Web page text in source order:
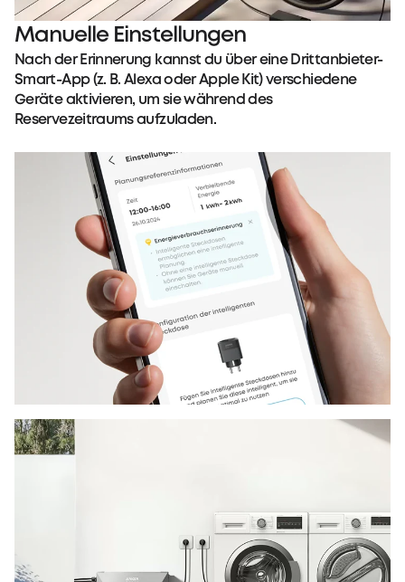
Manuelle Einstellungen
Nach der Erinnerung kannst du über eine Drittanbieter-
Smart-App (z. B. Alexa oder Apple Kit) verschiedene
Geräte aktivieren, um sie während des
Reservezeitraums aufzuladen.